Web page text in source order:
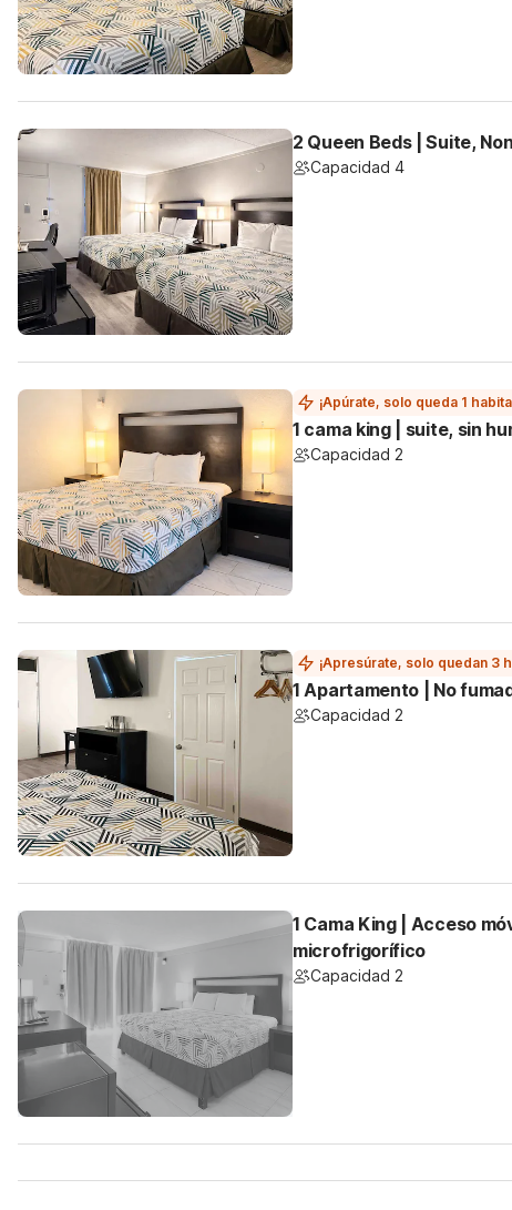
2 Queen Beds | Suite,
Capacidad 4
¡Apúrate, solo queda 1
1 cama king | suite, sin
Capacidad 2
¡Apresúrate, solo quedan 3
1 Apartamento | No
Capacidad 2
1 Cama King | Acceso
microfrigorífico
Capacidad 2